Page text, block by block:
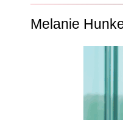
Melanie